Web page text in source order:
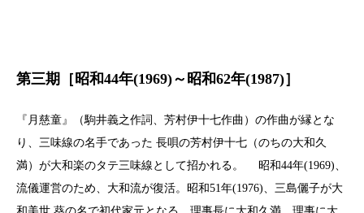
第三期［昭和44年(1969)～昭和62年(1987)］
『月慈童』（駒井義之作詞、芳村伊十七作曲）の作曲が縁とな
り、三味線の名手であった 長唄の芳村伊十七（のちの大和久
満）が大和楽のタテ三味線として招かれる。 昭和44年(1969)、
流儀運営のため、大和流が復活。昭和51年(1976)、三島儷子が大